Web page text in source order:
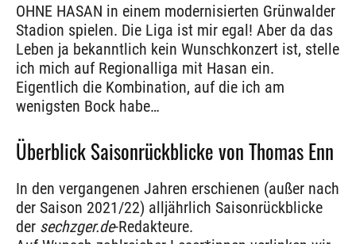
OHNE HASAN in einem modernisierten Grünwalder
Stadion spielen. Die Liga ist mir egal! Aber da das
Leben ja bekanntlich kein Wunschkonzert ist, stelle
ich mich auf Regionalliga mit Hasan ein.
Eigentlich die Kombination, auf die ich am
wenigsten Bock habe…
Überblick Saisonrückblicke von Thomas Enn
In den vergangenen Jahren erschienen (außer nach
der Saison 2021/22) alljährlich Saisonrückblicke
der sechzger.de-Redakteure.